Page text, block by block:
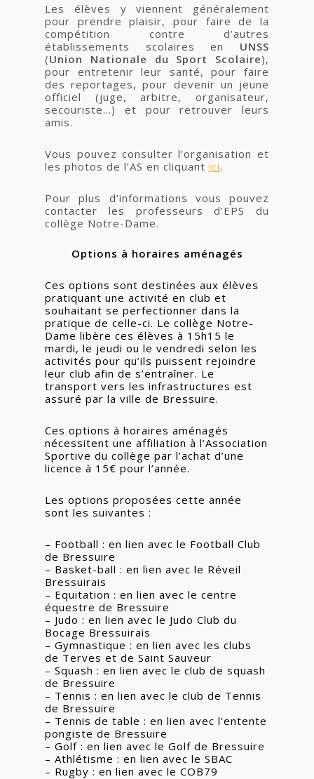
Les élèves y viennent généralement
pour prendre plaisir, pour faire de la
compétition contre d’autres
établissements scolaires en UNSS
(Union Nationale du Sport Scolaire),
pour entretenir leur santé, pour faire
des reportages, pour devenir un jeune
officiel (juge, arbitre, organisateur,
secouriste…) et pour retrouver leurs
amis.
Vous pouvez consulter l’organisation et
les photos de l’AS en cliquantici.
Pour plus d’informations vous pouvez
contacter les professeurs d’EPS du
collège Notre-Dame.
Options à horaires aménagés
Ces options sont destinées aux élèves
pratiquant une activité en club et
souhaitant se perfectionner dans la
pratique de celle-ci. Le collège Notre-
Dame libère ces élèves à 15h15 le
mardi, le jeudi ou le vendredi selon les
activités pour qu’ils puissent rejoindre
leur club afin de s’entraîner. Le
transport vers les infrastructures est
assuré par la ville de Bressuire.
Ces options à horaires aménagés
nécessitent une affiliation à l’Association
Sportive du collège par l’achat d’une
licence à 15€ pour l’année.
Les options proposées cette année
sont les suivantes :
– Football : en lien avec le Football Club
de Bressuire
– Basket-ball : en lien avec le Réveil
Bressuirais
– Equitation : en lien avec le centre
équestre de Bressuire
– Judo : en lien avec le Judo Club du
Bocage Bressuirais
– Gymnastique : en lien avec les clubs
de Terves et de Saint Sauveur
– Squash : en lien avec le club de squash
de Bressuire
– Tennis : en lien avec le club de Tennis
de Bressuire
– Tennis de table : en lien avec l’entente
pongiste de Bressuire
– Golf : en lien avec le Golf de Bressuire
– Athlétisme : en lien avec le SBAC
– Rugby : en lien avec le COB79